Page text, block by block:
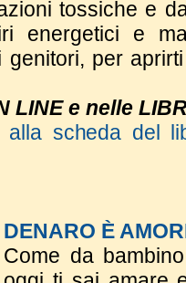
tossiche e
energetici e
genitori, per
LINE e nelle
scheda del
DENARO È
Come da